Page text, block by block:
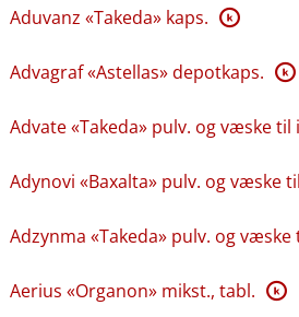
Aduvanz «Takeda» kaps. K
Advagraf «Astellas» depotkaps. K
Advate «Takeda» pulv. og væske til
Adynovi «Baxalta» pulv. og væske
Adzynma «Takeda» pulv. og væske
Aerius «Organon» mikst., tabl. K